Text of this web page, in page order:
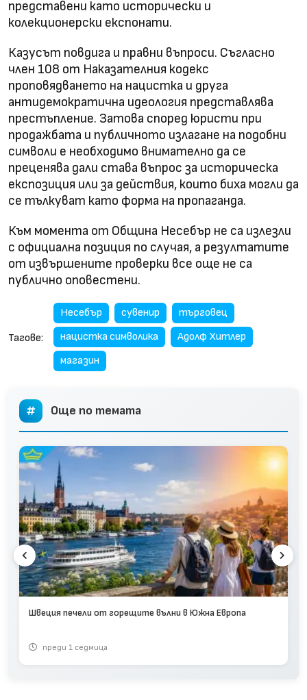
представени като исторически и
колекционерски експонати.
Казусът повдига и правни въпроси. Съгласно
член 108 от Наказателния кодекс
проповядването на нацистка и друга
антидемократична идеология представлява
престъпление. Затова според юристи при
продажбата и публичното излагане на подобни
символи е необходимо внимателно да се
преценява дали става въпрос за историческа
експозиция или за действия, които биха могли да
се тълкуват като форма на пропаганда.
Към момента от Община Несебър не са излезли
с официална позиция по случая, а резултатите
от извършените проверки все още не са
публично оповестени.
Тагове:
Несебър сувенир
търговец
нацистка символика
Адолф Хитлер
магазин
Още по темата
Швеция печели от горещите вълни в Южна Европа
преди 1 седмица